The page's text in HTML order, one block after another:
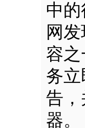
中
网
容
务
告
器。